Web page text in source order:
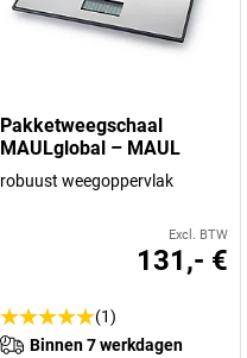
Pakketweegschaal
MAULglobal – MAUL
robuust weegoppervlak
Excl. BTW
131,- €
(1)
Binnen 7 werkdagen